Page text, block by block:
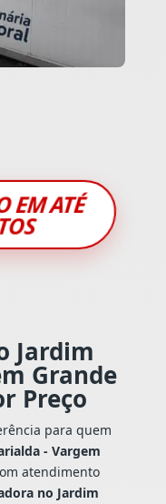
EM ATÉ
Jardim
Grande
Preço
para quem
- Vargem
atendimento
no Jardim